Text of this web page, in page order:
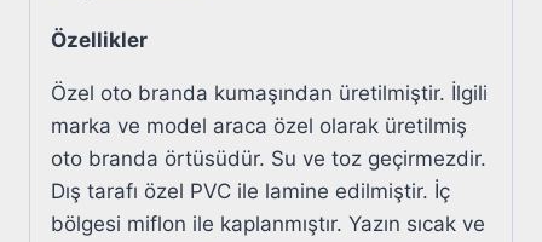
Özellikler
Özel oto branda kumaşından üretilmiştir. İlgili
marka ve model araca özel olarak üretilmiş
oto branda örtüsüdür. Su ve toz geçirmezdir.
Dış tarafı özel PVC ile lamine edilmiştir. İç
bölgesi miflon ile kaplanmıştır. Yazın sıcak ve